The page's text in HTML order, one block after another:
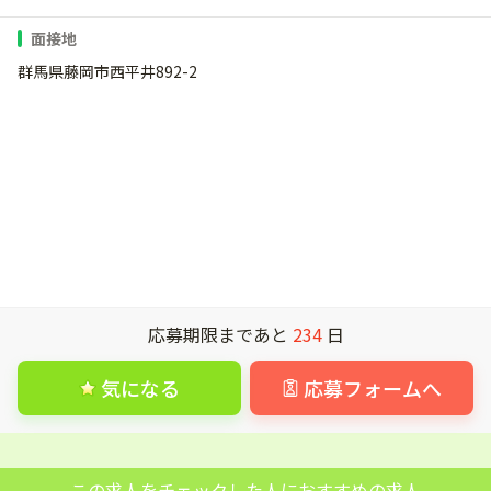
面接地
群馬県藤岡市西平井892-2
応募期限まであと 234日
気になる 応募フォームへ